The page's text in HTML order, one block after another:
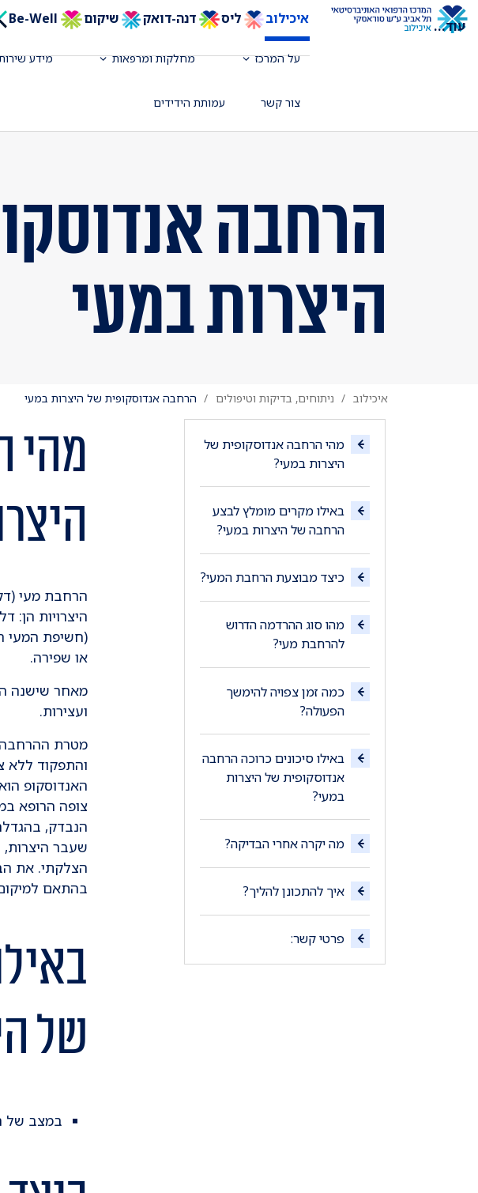
איכילוב ליס דנה-דואק שיקום Be-Well
על המרכז מחלקות ומרפאות מידע
צור קשר עמותת הידידים
עוד...
הרחבה
היצרות במעי
איכילוב ניתוחים, בדיקות וטיפולים הרחבה אנדוסקופית של היצרות במעי
מהי הרחבה אנדוסקופית של
היצרות במעי?
באילו מקרים מומלץ לבצע
הרחבה של היצרות במעי?
כיצד מבוצעת הרחבת המעי?
מהו סוג ההרדמה הדרוש
להרחבת מעי?
כמה זמן צפויה להימשך
הפעולה?
באילו סיכונים כרוכה הרחבה
אנדוסקופית של היצרות
במעי?
מה יקרה אחרי הבדיקה?
איך להתכונן להליך?
פרטי קשר:
מהי
הרחבת מעי
היצרויות הן:
(חשיפת המעי
או שפירה.
מאחר שישנה
ועצירות.
מטרת ההרחבה
והתפקוד ללא
האנדוסקופ
צופה הרופא
הנבדק,
שעבר היצרות,
הצלקתי. את
בהתאם
של
במצב של